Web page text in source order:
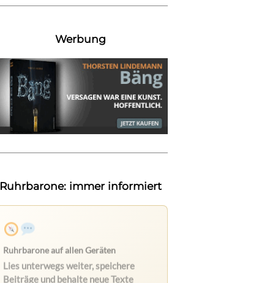
Werbung
Ruhrbarone: immer informiert
Ruhrbarone auf allen Geräten
Lies unterwegs weiter, speichere
Beiträge und behalte neue Texte